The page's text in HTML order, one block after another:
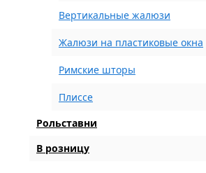
Вертикальные жалюзи
Жалюзи на пластиковые окна
Римские шторы
Плиссе
Рольставни
В розницу